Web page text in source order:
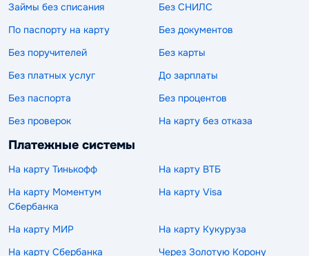
Займы без списания
Без СНИЛС
По паспорту на карту
Без документов
Без поручителей
Без карты
Без платных услуг
До зарплаты
Без паспорта
Без процентов
Без проверок
На карту без отказа
Платежные системы
На карту Тинькофф
На карту ВТБ
На карту Моментум
Сбербанка
На карту Visa
На карту МИР
На карту Кукуруза
На карту Сбербанка
Через Золотую Корону